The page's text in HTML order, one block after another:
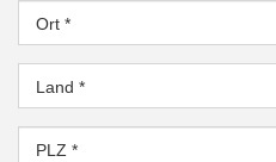
Ort *
Land *
PLZ *